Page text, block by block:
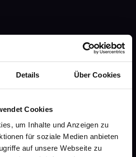
Details Über Cookies
Cookies
um Inhalte und Anzeigen zu
für soziale Medien anbieten
auf unsere Webseite zu